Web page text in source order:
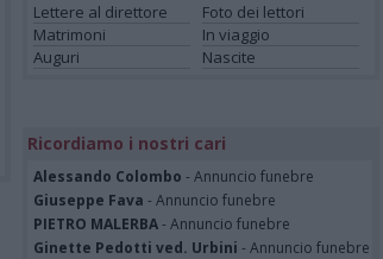
Lettere al direttore
Foto dei lettori
Matrimoni
In viaggio
Auguri
Nascite
Ricordiamo i nostri cari
Alessando Colombo - Annuncio funebre
Giuseppe Fava - Annuncio funebre
PIETRO MALERBA- Annuncio funebre
Ginette Pedotti ved. Urbini - Annuncio funebre